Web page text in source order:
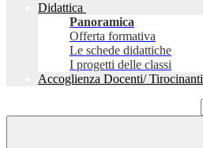
Didattica
Panoramica
Offerta formativa
Le schede didattiche
I progetti delle classi
Accoglienza Docenti/ Tirocinanti